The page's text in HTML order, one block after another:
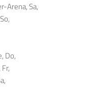
Arena, Sa,
Do,